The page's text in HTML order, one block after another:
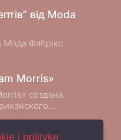
від Moda
Мода Фабрікс
Morris»
создана
Moda Fabrics в
i politykę